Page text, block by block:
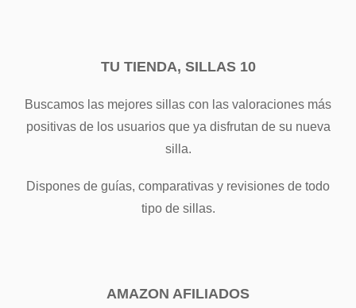
TU TIENDA, SILLAS 10
Buscamos las mejores sillas con las valoraciones más
positivas de los usuarios que ya disfrutan de su nueva
silla.
Dispones de guías, comparativas y revisiones de todo
tipo de sillas.
AMAZON AFILIADOS